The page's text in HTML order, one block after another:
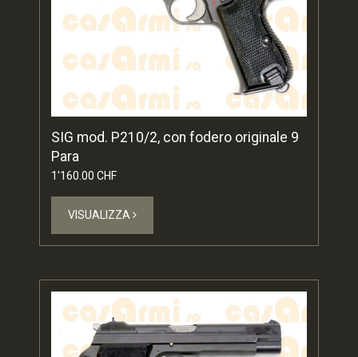
SIG mod. P210/2, con fodero originale 9
Para
1'160.00 CHF
VISUALIZZA